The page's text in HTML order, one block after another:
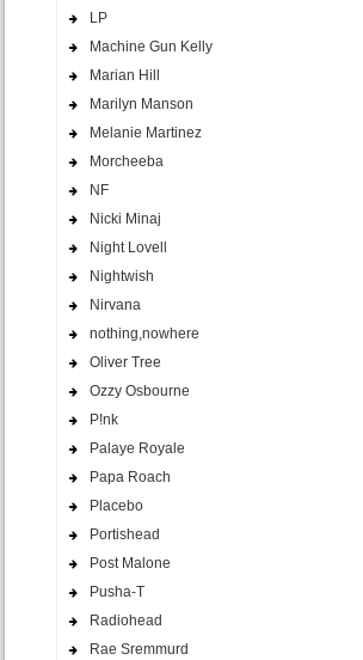
LP
Machine Gun Kelly
Marian Hill
Marilyn Manson
Melanie Martinez
Morcheeba
NF
Nicki Minaj
Night Lovell
Nightwish
Nirvana
nothing,nowhere
Oliver Tree
Ozzy Osbourne
P!nk
Palaye Royale
Papa Roach
Placebo
Portishead
Post Malone
Pusha-T
Radiohead
Rae Sremmurd